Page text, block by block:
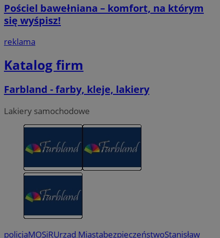
Pościel bawełniana – komfort, na którym
się wyśpisz!
reklama
Katalog firm
Farbland - farby, kleje, lakiery
Lakiery samochodowe
policjaMOSiRUrząd MiastabezpieczeństwoStanisław